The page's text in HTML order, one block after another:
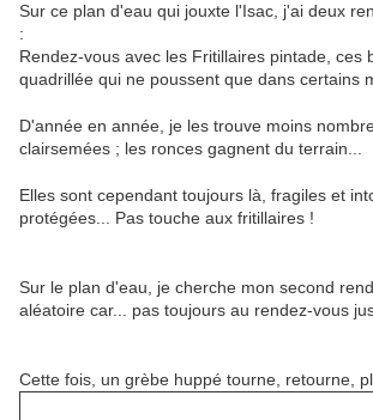
Sur ce plan d'eau qui jouxte l'Isac, j'ai deux
:
Rendez-vous avec les Fritillaires pintade, ces
quadrillée qui ne poussent que dans certains
D'année en année, je les trouve moins
clairsemées ; les ronces gagnent du terrain...
Elles sont cependant toujours là, fragiles et
protégées... Pas touche aux fritillaires !
Sur le plan d'eau, je cherche mon second
aléatoire car... pas toujours au rendez-vous
Cette fois, un grèbe huppé tourne, retourne,